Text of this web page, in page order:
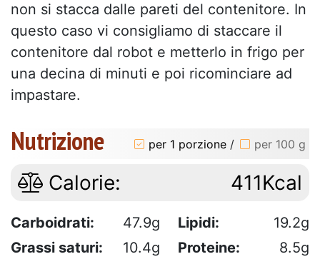
non si stacca dalle pareti del contenitore. In
questo caso vi consigliamo di staccare il
contenitore dal robot e metterlo in frigo per
una decina di minuti e poi ricominciare ad
impastare.
Nutrizione per 1 porzione / per 100 g
Calorie: 411Kcal
Carboidrati: 47.9g Lipidi:
19.2g
Grassi saturi:
10.4g Proteine:
8.5g